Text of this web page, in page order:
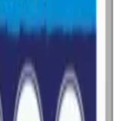
anlatım · MEB uyumlu